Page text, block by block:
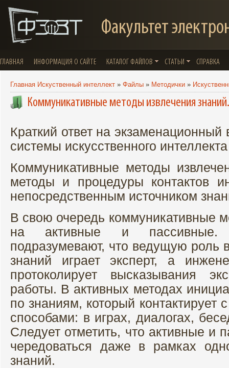
Факультет
ГЛАВНАЯ ИНФОРМАЦИЯ О САЙТЕ КАТАЛОГ ФАЙЛОВ СТАТЬИ СПРАВКА
Главная Искуственный интеллект » Файлы » Методички »
Коммуникативные методы извлечения
Краткий ответ на
системы искусственного
Коммуникативные методы
методы и процедуры контактов
непосредственным источником
В свою очередь коммуникативные
на активные и пассивные.
подразумевают, что ведущую роль
знаний играет эксперт, а
протоколирует высказывания
работы. В активных методах
по знаниям, который контактирует
способами: в играх, диалогах,
Следует отметить, что активные и
чередоваться даже в рамках
знаний.